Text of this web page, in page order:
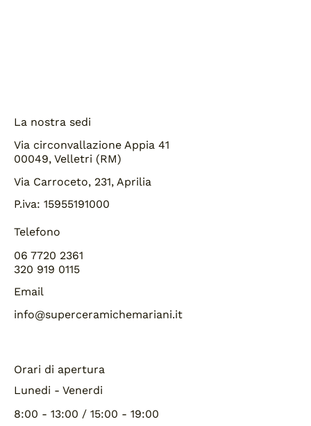
La nostra sedi
Via circonvallazione Appia 41
00049, Velletri (RM)
Via Carroceto, 231, Aprilia
P.iva: 15955191000
Telefono
06 7720 2361
320 919 0115
Email
info@superceramichemariani.it
Orari di apertura
Lunedi - Venerdi
8:00 - 13:00 / 15:00 - 19:00